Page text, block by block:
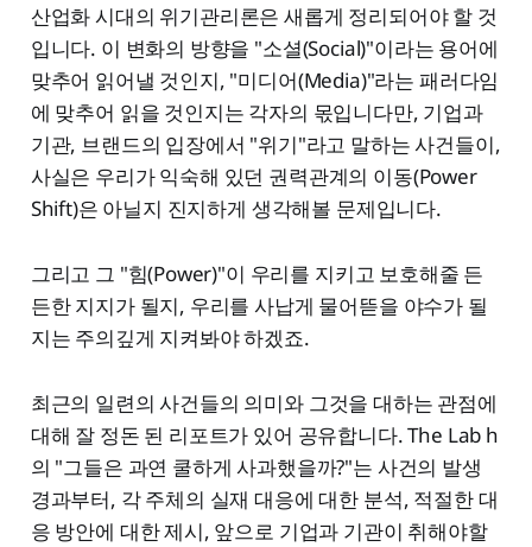
산업화 시대의 위기관리론은 새롭게 정리되어야 할 것
입니다. 이 변화의 방향을 "소셜(Social)"이라는 용어에
맞추어 읽어낼 것인지, "미디어(Media)"라는 패러다임
에 맞추어 읽을 것인지는 각자의 몫입니다만, 기업과
기관, 브랜드의 입장에서 "위기"라고 말하는 사건들이,
사실은 우리가 익숙해 있던 권력관계의 이동(Power
Shift)은 아닐지 진지하게 생각해볼 문제입니다.
그리고 그 "힘(Power)"이 우리를 지키고 보호해줄 든
든한 지지가 될지, 우리를 사납게 물어뜯을 야수가 될
지는 주의깊게 지켜봐야 하겠죠.
최근의 일련의 사건들의 의미와 그것을 대하는 관점에
대해 잘 정돈 된 리포트가 있어 공유합니다. The Lab h
의 "그들은 과연 쿨하게 사과했을까?"는 사건의 발생
경과부터, 각 주체의 실재 대응에 대한 분석, 적절한 대
응 방안에 대한 제시, 앞으로 기업과 기관이 취해야할